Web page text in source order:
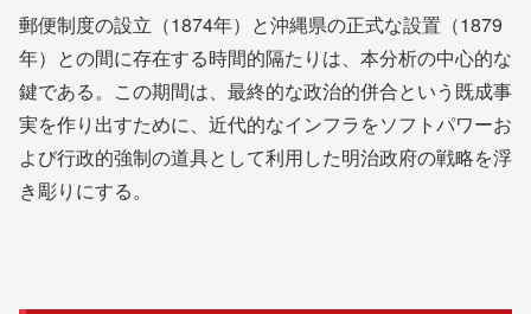
郵便制度の設立（1874年）と沖縄県の正式な設置（1879
年）との間に存在する時間的隔たりは、本分析の中心的な
鍵である。この期間は、最終的な政治的併合という既成事
実を作り出すために、近代的なインフラをソフトパワーお
よび行政的強制の道具として利用した明治政府の戦略を浮
き彫りにする。